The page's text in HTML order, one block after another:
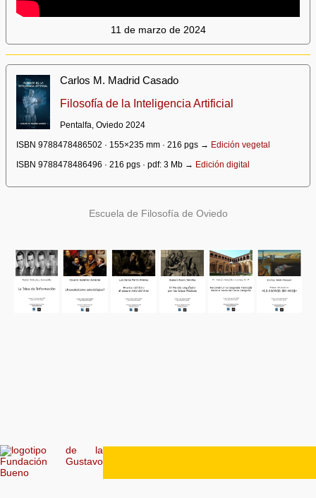
11 de marzo de 2024
Carlos M. Madrid Casado
Filosofía de la Inteligencia Artificial
Pentalfa, Oviedo 2024
ISBN 9788478486502 · 155×235 mm · 216 pgs → Edición vegetal
ISBN 9788478486496 · 216 pgs · pdf: 3 Mb → Edición digital
Escuela de Filosofía de Oviedo